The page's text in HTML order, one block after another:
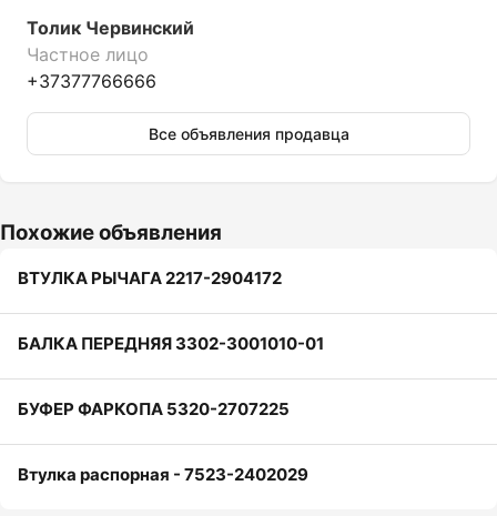
Толик Червинский
Частное лицо
+37377766666
Все объявления продавца
Похожие объявления
ВТУЛКА РЫЧАГА 2217-2904172
БАЛКА ПЕРЕДНЯЯ 3302-3001010-01
БУФЕР ФАРКОПА 5320-2707225
Втулка распорная - 7523-2402029